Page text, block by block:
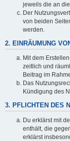
jeweils die an
Der
von beiden
werden.
2. EINRÄUMUNG
Mit dem
zeitlich und
Beitrag im
Das
Kündigung des
3. PFLICHTEN DES
Du erklärst mit
enthält, die
erklärst